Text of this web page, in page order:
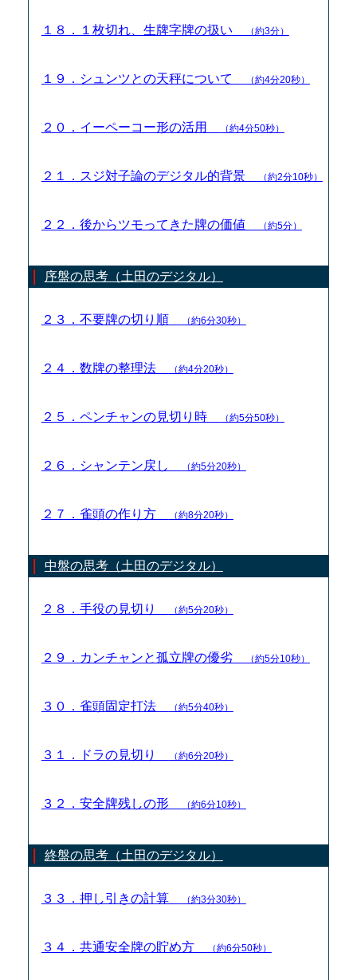
１８．１枚切れ、生牌字牌の扱い （約3分）
１９．シュンツとの天秤について （約4分20秒）
２０．イーペーコー形の活用 （約4分50秒）
２１．スジ対子論のデジタル的背景 （約2分10秒）
２２．後からツモってきた牌の価値 （約5分）
序盤の思考（土田のデジタル）
２３．不要牌の切り順 （約6分30秒）
２４．数牌の整理法 （約4分20秒）
２５．ペンチャンの見切り時 （約5分50秒）
２６．シャンテン戻し （約5分20秒）
２７．雀頭の作り方 （約8分20秒）
中盤の思考（土田のデジタル）
２８．手役の見切り （約5分20秒）
２９．カンチャンと孤立牌の優劣 （約5分10秒）
３０．雀頭固定打法 （約5分40秒）
３１．ドラの見切り （約6分20秒）
３２．安全牌残しの形 （約6分10秒）
終盤の思考（土田のデジタル）
３３．押し引きの計算 （約3分30秒）
３４．共通安全牌の貯め方 （約6分50秒）